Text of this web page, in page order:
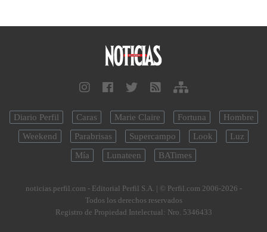
Diario Perfil Caras Marie Claire Fortuna
Hombre
Weekend
Parabrisas Supercampo Look
Luz
Mía
Lunateen BATimes
noticias.perfil.com - Editorial Perfil S.A. | © Perfil.com 2006-2026 -
Todos los derechos reservados
Registro de Propiedad Intelectual: Nro. 5346433